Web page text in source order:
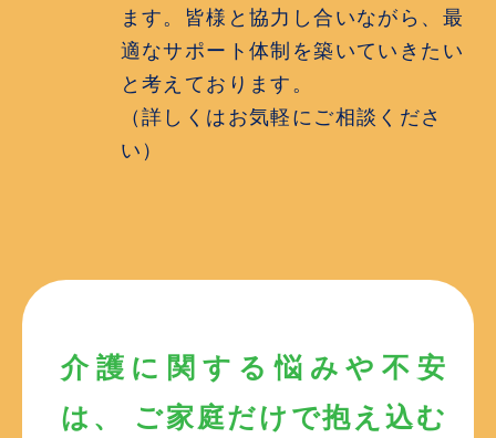
ます。皆様と協力し合いながら、最
適なサポート体制を築いていきたい
と考えております。
（詳しくはお気軽にご相談くださ
い）
介護に関する悩みや不安
は、 ご家庭だけで抱え込む